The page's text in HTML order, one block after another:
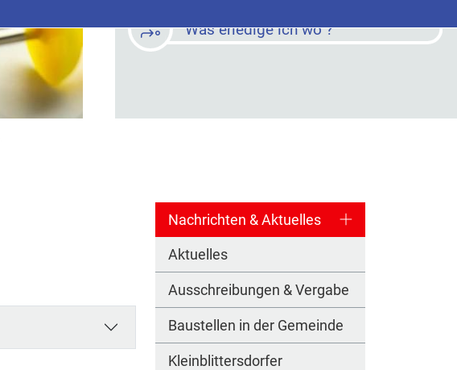
Was erledige ich wo ?
Nachrichten & Aktuelles
Aktuelles
Ausschreibungen & Vergabe
Baustellen in der Gemeinde
Kleinblittersdorfer